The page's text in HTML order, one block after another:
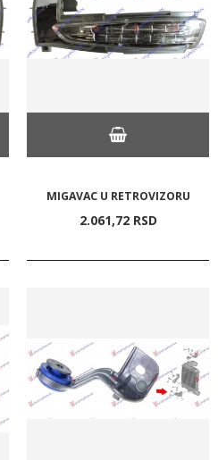
MIGAVAC U RETROVIZORU
2.061,72 RSD